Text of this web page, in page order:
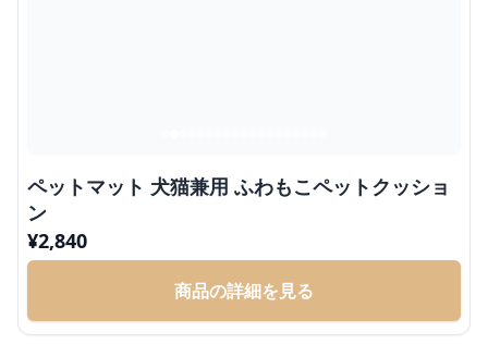
ペットマット 犬猫兼用 ふわもこペットクッショ
ン
¥2,840
商品の詳細を見る